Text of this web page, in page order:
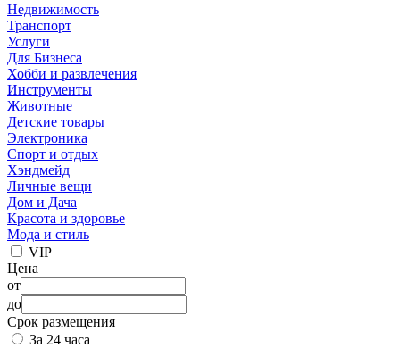
Недвижимость
Транспорт
Услуги
Для Бизнеса
Хобби и развлечения
Инструменты
Животные
Детские товары
Электроника
Спорт и отдых
Хэндмейд
Личные вещи
Дом и Дача
Красота и здоровье
Мода и стиль
VIP
Цена
от
до
Срок размещения
За 24 часа